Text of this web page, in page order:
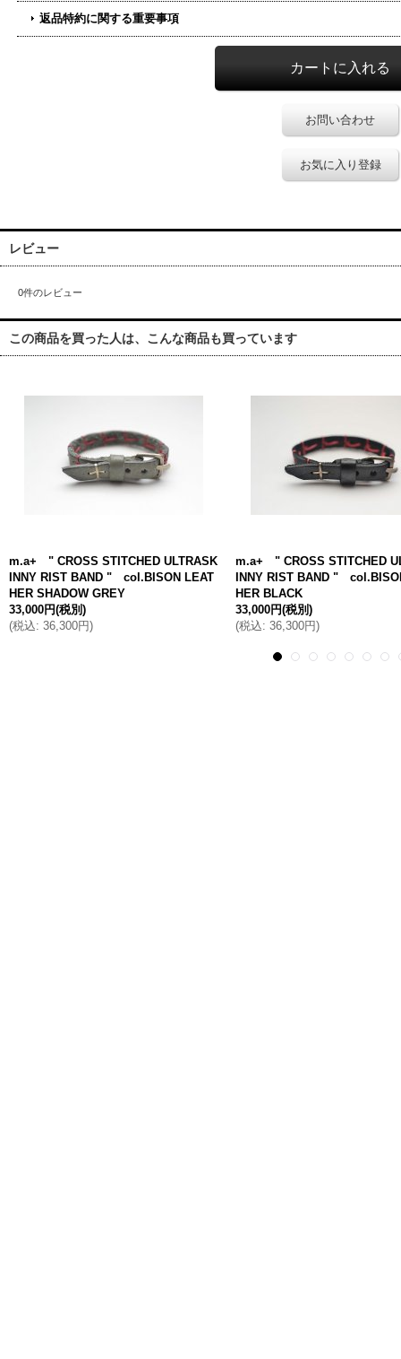
返品特約に関する重要事項
お問い合わせ
お気に入り登録
レビュー
0件のレビュー
この商品を買った人は、こんな商品も買っています
m.a+ " CROSS STITCHED ULTRASK
INNY RIST BAND " col.BISON LEAT
HER SHADOW GREY
33,000円(税別)
(税込: 36,300円)
m.a+ " CROSS STITCHED
INNY RIST BAND "
HER BLACK
33,000円(税別)
(税込: 36,300円)